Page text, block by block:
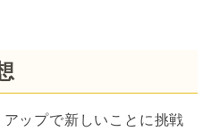
ップで新しいことに挑戦